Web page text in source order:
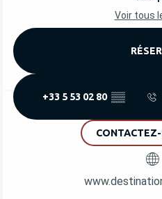
Voir tous
+33 5 53 02 80 ▒▒